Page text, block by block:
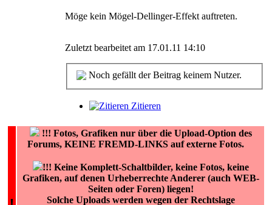
Möge kein Mögel-Dellinger-Effekt auftreten.
Zuletzt bearbeitet am 17.01.11 14:10
Noch gefällt der Beitrag keinem Nutzer.
Zitieren
!!! Fotos, Grafiken nur über die Upload-Option des
Forums, KEINE FREMD-LINKS auf externe Fotos.
!!! Keine Komplett-Schaltbilder, keine Fotos, keine
Grafiken, auf denen Urheberrechte Anderer (auch WEB-
Seiten oder Foren) liegen!
Solche Uploads werden wegen der Rechtslage